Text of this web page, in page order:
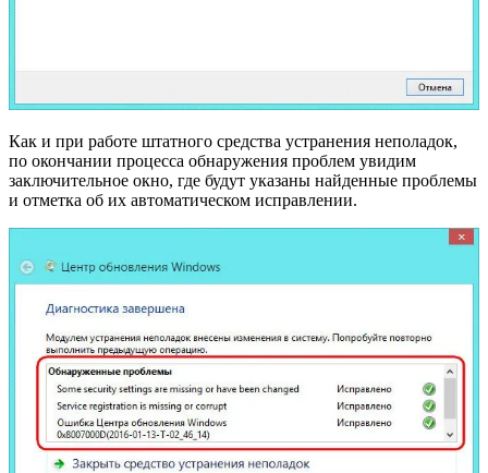
Как и при работе штатного средства устранения неполадок,
по окончании процесса обнаружения проблем увидим
заключительное окно, где будут указаны найденные проблемы
и отметка об их автоматическом исправлении.